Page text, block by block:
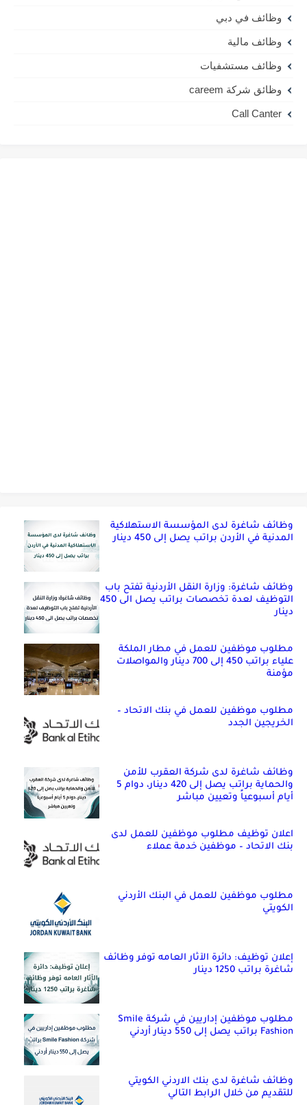
وظائف في دبي
وظائف مالية
وظائف مستشفيات
وظائق شركة careem
Call Canter
وظائف شاغرة لدى المؤسسة الاستهلاكية
المدنية في الأردن براتب يصل إلى 450 دينار
وظائف شاغرة: وزارة النقل الأردنية تفتح باب
التوظيف لعدة تخصصات براتب يصل الى 450
دينار
مطلوب موظفين للعمل في مطار الملكة
علياء براتب 450 إلى 700 دينار والمواصلات
مؤمنة
مطلوب موظفين للعمل في بنك الاتحاد –
الخريجين الجدد
وظائف شاغرة لدى شركة العقرب للأمن
والحماية براتب يصل إلى 420 دينار، دوام 5
أيام أسبوعياً وتعيين مباشر
اعلان توظيف مطلوب موظفين للعمل لدى
بنك الاتحاد – موظفين خدمة عملاء
مطلوب موظفين للعمل في البنك الأردني
الكويتي
إعلان توظيف: دائرة الآثار العامه توفر وظائف
شاغرة براتب 1250 دينار
مطلوب موظفين إداريين في شركة Smile
Fashion براتب يصل إلى 550 دينار أردني
وظائف شاغرة لدى بنك الاردني الكويتي
للتقديم من خلال الرابط التالي